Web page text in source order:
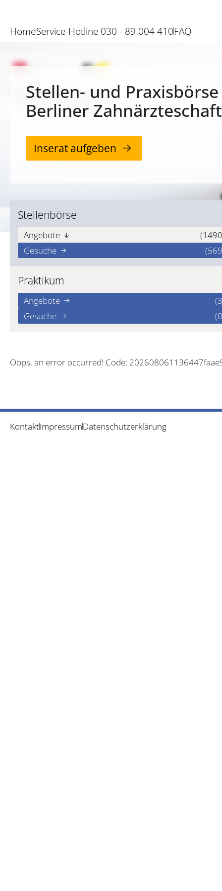
HomeService-Hotline 030 - 89 004 410FAQ
Stellen- und
Berliner Zahnärzteschaft
Inserat aufgeben
Stellenbörse
Angebote
Gesuche
Praktikum
Angebote
Gesuche
Oops, an error occurred! Code:
KontaktImpressumDatenschutzerklärung